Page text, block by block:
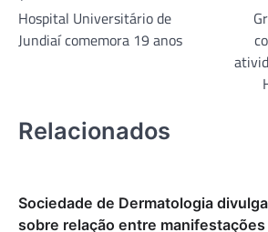
de
Post
Hospital Universitário de
Jundiaí comemora 19 anos
Relacionados
Sociedade de Dermatologia
sobre relação entre